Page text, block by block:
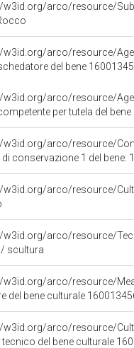
w3id.org/arco/resource/
w3id.org/arco/resource/
del bene
w3id.org/arco/resource/
per tutela del
w3id.org/arco/resource/
di conservazione 1 del bene:
w3id.org/arco/resource/
w3id.org/arco/resource/
scultura
w3id.org/arco/resource/
del bene culturale
w3id.org/arco/resource/
tecnico del bene culturale